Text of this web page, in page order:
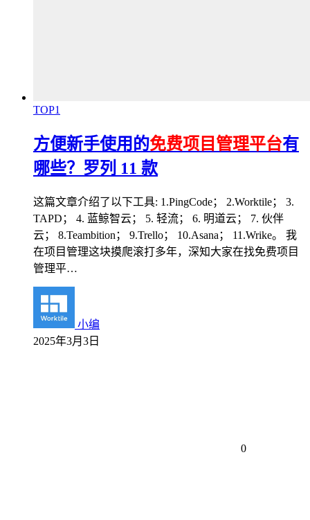
TOP1
方便新手使用的免费项目管理平台有
哪些？罗列 11 款
这篇文章介绍了以下工具: 1.PingCode； 2.Worktile； 3.
TAPD； 4. 蓝鲸智云； 5. 轻流； 6. 明道云； 7. 伙伴
云； 8.Teambition； 9.Trello； 10.Asana； 11.Wrike。 我
在项目管理这块摸爬滚打多年，深知大家在找免费项目
管理平…
小编
2025年3月3日
0